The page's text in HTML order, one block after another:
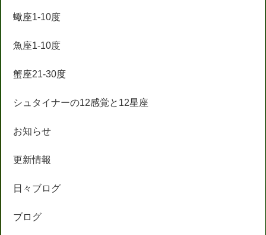
蠍座1-10度
魚座1-10度
蟹座21-30度
シュタイナーの12感覚と12星座
お知らせ
更新情報
日々ブログ
ブログ